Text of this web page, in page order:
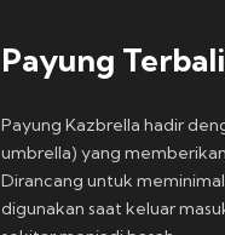
Payung
Payung Kazbrella hadir
umbrella) yang
Dirancang untuk
digunakan saat keluar